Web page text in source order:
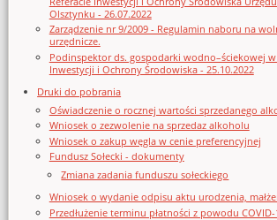
Olsztynku - 26.07.2022
Zarządzenie nr 9/2009 - Regulamin naboru na
urzędnicze.
Podinspektor ds. gospodarki wodno–ściekowej w
Inwestycji i Ochrony Środowiska - 25.10.2022
Druki do pobrania
Oświadczenie o rocznej wartości sprzedanego
Wniosek o zezwolenie na sprzedaz alkoholu
Wniosek o zakup węgla w cenie preferencyjnej
Fundusz Sołecki - dokumenty
Zmiana zadania funduszu sołeckiego
Wniosek o wydanie odpisu aktu urodzenia,
Przedłużenie terminu płatności z powodu COVID-